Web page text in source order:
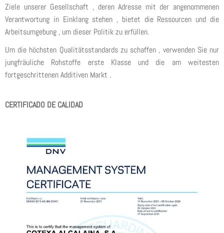
Ziele unserer Gesellschaft , deren Adresse mit der angenommenen
Verantwortung in Einklang stehen , bietet die Ressourcen und die
Arbeitsumgebung , um dieser Politik zu erfüllen.
Um die höchsten Qualitätsstandards zu schaffen , verwenden Sie nur
jungfräuliche Rohstoffe erste Klasse und die am weitesten
fortgeschrittenen Additiven Markt .
CERTIFICADO DE CALIDAD